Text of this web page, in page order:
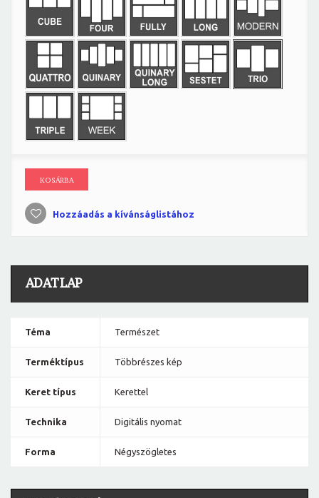
KOSÁRBA
Hozzáadás a kívánságlistához
ADATLAP
Téma Természet
Terméktípus Többrészes kép
Keret típus Kerettel
Technika Digitális nyomat
Forma Négyszögletes